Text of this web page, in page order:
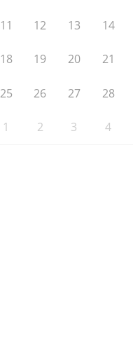
11 12 13 14
18 19 20 21
25 26 27 28
1 2 3 4